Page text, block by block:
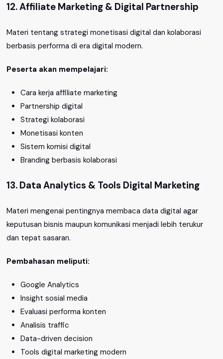
12. Affiliate Marketing & Digital Partnership
Materi tentang strategi monetisasi digital dan kolaborasi
berbasis performa di era digital modern.
Peserta akan mempelajari:
Cara kerja affiliate marketing
Partnership digital
Strategi kolaborasi
Monetisasi konten
Sistem komisi digital
Branding berbasis kolaborasi
13. Data Analytics & Tools Digital Marketing
Materi mengenai pentingnya membaca data digital agar
keputusan bisnis maupun komunikasi menjadi lebih terukur
dan tepat sasaran.
Pembahasan meliputi:
Google Analytics
Insight sosial media
Evaluasi performa konten
Analisis traffic
Data-driven decision
Tools digital marketing modern